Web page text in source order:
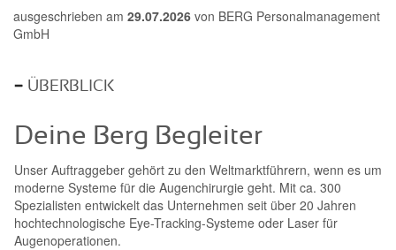
ausgeschrieben am 29.07.2026 von BERG Personalmanagement
GmbH
ÜBERBLICK
Deine Berg Begleiter
Unser Auftraggeber gehört zu den Weltmarktführern, wenn es um
moderne Systeme für die Augenchirurgie geht. Mit ca. 300
Spezialisten entwickelt das Unternehmen seit über 20 Jahren
hochtechnologische Eye-Tracking-Systeme oder Laser für
Augenoperationen.